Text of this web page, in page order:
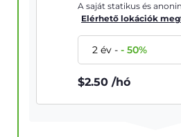
A saját statikus és
Elérhető lokációk
2 év--50%
$2.50 /hó